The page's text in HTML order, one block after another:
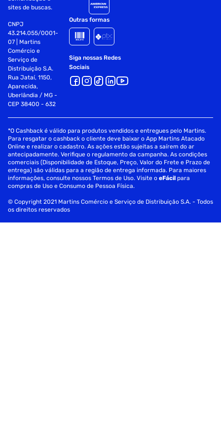
sites de buscas.
CNPJ
43.214.055/0001-
07 | Martins
Comércio e
Serviço de
Distribuição S.A.
Rua Jataí, 1150,
Aparecida,
Uberlândia / MG -
CEP 38400 - 632
Outras formas
Siga nossas Redes
Sociais
*O Cashback é válido para produtos vendidos e entregues pelo Martins.
Para resgatar o cashback o cliente deve baixar o App Martins Atacado
Online e realizar o cadastro. As ações estão sujeitas a saírem do ar
antecipadamente. Verifique o regulamento da campanha. As condições
comerciais (Disponibilidade de Estoque, Preço, Valor do Frete e Prazo de
entrega) são válidas para a região de entrega informada. Para maiores
informações, consulte nossos Termos de Uso. Visite oeFácil para
compras de Uso e Consumo de Pessoa Física.
© Copyright 2021 Martins Comércio e Serviço de Distribuição S.A. - Todos
os direitos reservados